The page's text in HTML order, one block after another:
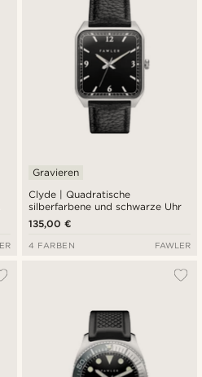
Clyde | Quadratische
silberfarbene und schwarze Uhr
Gravieren
135,00 €
4 FARBEN FAWLER